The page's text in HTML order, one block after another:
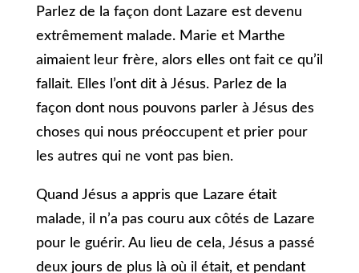
Parlez de la façon dont Lazare est devenu
extrêmement malade. Marie et Marthe
aimaient leur frère, alors elles ont fait ce qu’il
fallait. Elles l’ont dit à Jésus. Parlez de la
façon dont nous pouvons parler à Jésus des
choses qui nous préoccupent et prier pour
les autres qui ne vont pas bien.
Quand Jésus a appris que Lazare était
malade, il n’a pas couru aux côtés de Lazare
pour le guérir. Au lieu de cela, Jésus a passé
deux jours de plus là où il était, et pendant